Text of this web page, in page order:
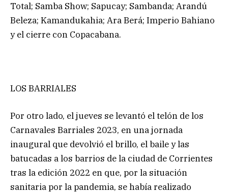
Total; Samba Show; Sapucay; Sambanda; Arandú
Beleza; Kamandukahia; Ara Berá; Imperio Bahiano
y el cierre con Copacabana.
LOS BARRIALES
Por otro lado, el jueves se levantó el telón de los
Carnavales Barriales 2023, en una jornada
inaugural que devolvió el brillo, el baile y las
batucadas a los barrios de la ciudad de Corrientes
tras la edición 2022 en que, por la situación
sanitaria por la pandemia, se había realizado